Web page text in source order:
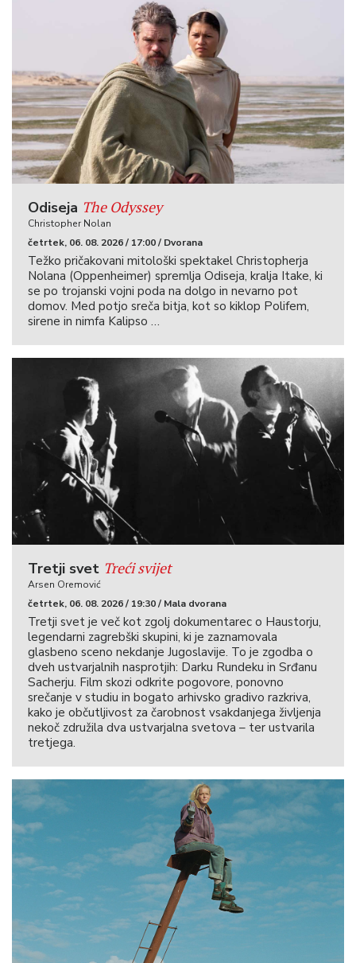
Odiseja The Odyssey
Christopher Nolan
četrtek, 06. 08. 2026 / 17:00 / Dvorana
Težko pričakovani mitološki spektakel Christopherja
Nolana (Oppenheimer) spremlja Odiseja, kralja Itake, ki
se po trojanski vojni poda na dolgo in nevarno pot
domov. Med potjo sreča bitja, kot so kiklop Polifem,
sirene in nimfa Kalipso …
Tretji svet Treći svijet
Arsen Oremović
četrtek, 06. 08. 2026 / 19:30 / Mala dvorana
Tretji svet je več kot zgolj dokumentarec o Haustorju,
legendarni zagrebški skupini, ki je zaznamovala
glasbeno sceno nekdanje Jugoslavije. To je zgodba o
dveh ustvarjalnih nasprotjih: Darku Rundeku in Srđanu
Sacherju. Film skozi odkrite pogovore, ponovno
srečanje v studiu in bogato arhivsko gradivo razkriva,
kako je občutljivost za čarobnost vsakdanjega življenja
nekoč združila dva ustvarjalna svetova – ter ustvarila
tretjega.